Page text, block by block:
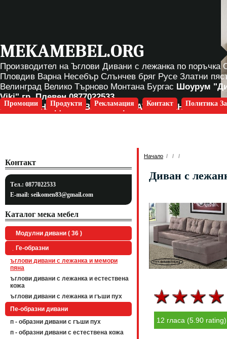
MEKAMEBEL.ORG
Производител на Ъглови Дивани с лежанка по поръчка
Пловдив Варна Несебър Слънчев бряг Русе Златни
Велинград Велико Търново Монтана Бургас Шоурум
Viki" гр. Плевен0877022533
БЕЗПЛАТНА ДОСТАВКА ЗА ЦЯЛАТА СТРАНА
Промоции Продукти Рекламация Контакт Политика
Контакт
Тел.: 0877022533
E-mail: seikomen83@gmail.com
Каталог мека мебел
Модулни дивани ( 36 )
Ге-образни
ъглови дивани с лежанка и мемори
пяна
ъглови дивани с лежанка и естествена
кожа
ъглови дивани с лежанка и гъши пух
Пе-образни дивани
п - образни дивани с гъши пух
п - образни дивани с естествена кожа
Начало / / /
Диван с
12 гласа (5.90 rating)